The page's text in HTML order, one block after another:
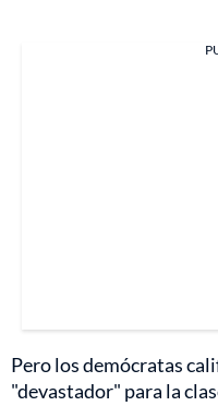
Pero los demócratas
"devastador" para la